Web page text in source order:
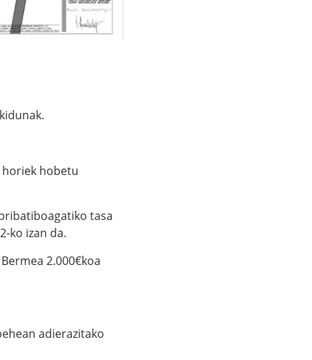
horiek hobetu
tasa
ko izan da.
2.000€koa
adierazitako